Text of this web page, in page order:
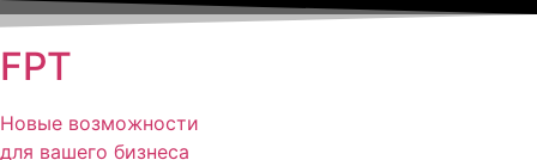
FPT
Новые возможности
для вашего бизнеса